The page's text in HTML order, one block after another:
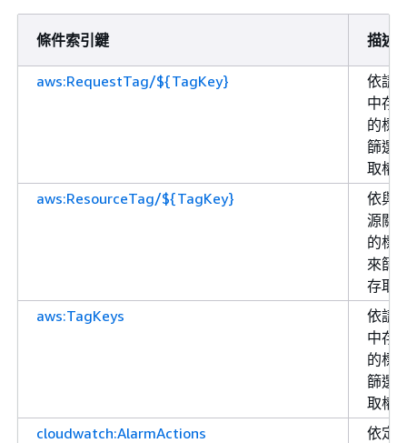
條件索引鍵 描述
aws:RequestTag/${TagKey}
依請
中存
的標
篩選
取權
aws:ResourceTag/${TagKey}
依與
源關
的標
來篩
存取
aws:TagKeys
依請
中存
的標
篩選
取權
cloudwatch:AlarmActions
依定